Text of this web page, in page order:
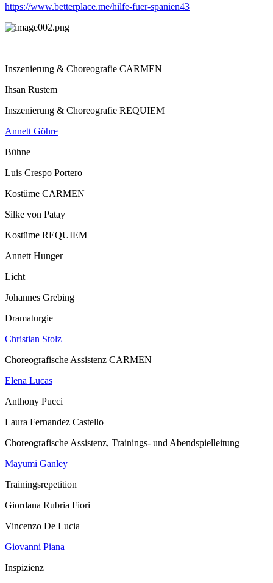
https://www.betterplace.me/hilfe-fuer-spanien43
Inszenierung & Choreografie CARMEN
Ihsan Rustem
Inszenierung & Choreografie REQUIEM
Annett Göhre
Bühne
Luis Crespo Portero
Kostüme CARMEN
Silke von Patay
Kostüme REQUIEM
Annett Hunger
Licht
Johannes Grebing
Dramaturgie
Christian Stolz
Choreografische Assistenz CARMEN
Elena Lucas
Anthony Pucci
Laura Fernandez Castello
Choreografische Assistenz, Trainings- und Abendspielleitung
Mayumi Ganley
Trainingsrepetition
Giordana Rubria Fiori
Vincenzo De Lucia
Giovanni Piana
Inspizienz